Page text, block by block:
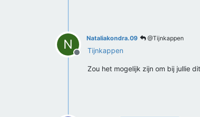
N
Offline
Nataliakondra.09 @Tijnkappen
Tijnkappen
Zou het mogelijk zijn om bij jullie